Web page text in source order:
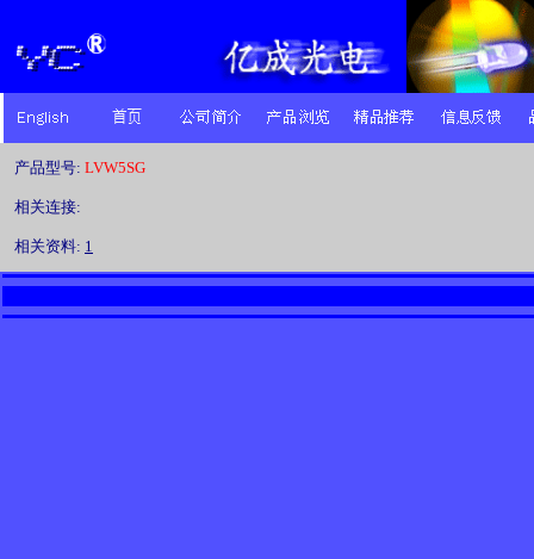
产品型号: LVW5SG
相关连接:
相关资料: 1